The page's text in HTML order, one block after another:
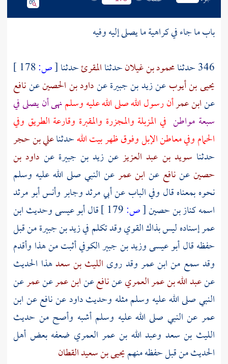
باب ما جاء في كراهية ما يصلى إليه وفيه
346 حدثنا
محمود بن غيلانحدثناالمقرئحدثنا[ص:
يحيى بن أيوبعنزيد بن جبيرةعنداود بن الحصينعننافع
عنابن عمرأن رسول الله صلى الله عليه وسلمنهى أن يصلى في
سبعة مواطن في المزبلة والمجزرة والمقبرة وقارعة الطريق وفي
الحمام وفي معاطن الإبل وفوق ظهربيت اللهحدثناعلي بن حجر
حدثنا سويد بن عبد العزيز عنزيد بن جبيرةعن داود بن
حصينعننافععن ابن عمرعن النبي صلى الله عليه وسلم
نحوه بمعناه قال وفي الباب عن أبي مرثد وجابر وأنسأبو مرثد
اسمهكناز بن حصين[ص: قال أبو عيسى وحديثابن
عمرإسناده ليس بذاك القوي وقد تكلم فيزيد بن جبيرةمن قبل
حفظه قال أبو عيسىوزيد بن جبير الكوفيأثبت من هذا وأقدم
وقد سمع منابن عمروقد روى الليث بن سعدهذا الحديث
عنعبد الله بن عمر العمريعننافععنابن عمرعنعمرعن
النبي صلى الله عليه وسلم مثله وحديثداودعننافععنابن
عمر عن النبي صلى الله عليه وسلم أشبه وأصح من حديث
الليث بن سعد وعبد الله بن عمر العمري ضعفه بعض أهل
الحديث من قبل حفظه منهميحيى بن سعيد القطان